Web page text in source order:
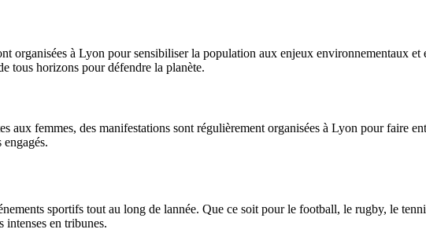
organisées à Lyon pour sensibiliser la population aux enjeux environnementaux et
tous horizons pour défendre la planète.
aux femmes, des manifestations sont régulièrement organisées à Lyon pour faire
sportifs tout au long de lannée. Que ce soit pour le football, le rugby, le
intenses en tribunes.